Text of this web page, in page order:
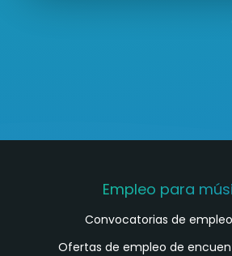
Empleo para
Convocatorias de
Ofertas de empleo de